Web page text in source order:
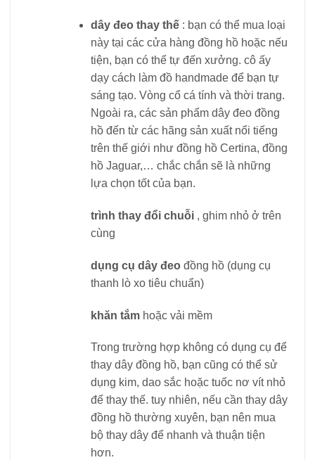
dây đeo thay thế : bạn có thể mua loại
này tại các cửa hàng đồng hồ hoặc nếu
tiện, bạn có thể tự đến xưởng. cô ấy
dạy cách làm đồ handmade để bạn tự
sáng tạo. Vòng cổ cá tính và thời trang.
Ngoài ra, các sản phẩm dây đeo đồng
hồ đến từ các hãng sản xuất nổi tiếng
trên thế giới như đồng hồ Certina, đồng
hồ Jaguar,… chắc chắn sẽ là những
lựa chọn tốt của bạn.
trình thay đổi chuỗi , ghim nhỏ ở trên
cùng
dụng cụ dây đeo đồng hồ (dụng cụ
thanh lò xo tiêu chuẩn)
khăn tắm hoặc vải mềm
Trong trường hợp không có dụng cụ để
thay dây đồng hồ, bạn cũng có thể sử
dụng kim, dao sắc hoặc tuốc nơ vít nhỏ
để thay thế. tuy nhiên, nếu cần thay dây
đồng hồ thường xuyên, bạn nên mua
bộ thay dây để nhanh và thuận tiện
hơn.